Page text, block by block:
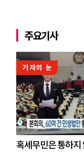
주요기사
기자의 눈
혹세무민은 통하지